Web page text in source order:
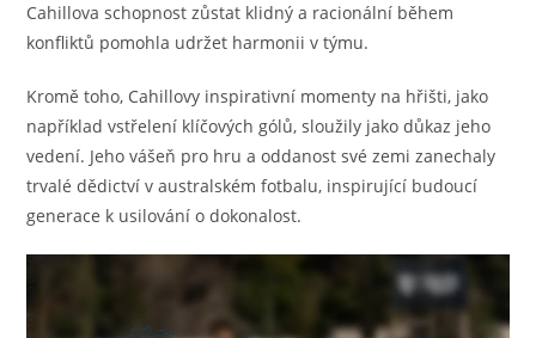
Cahillova schopnost zůstat klidný a racionální během
konfliktů pomohla udržet harmonii v týmu.
Kromě toho, Cahillovy inspirativní momenty na hřišti, jako
například vstřelení klíčových gólů, sloužily jako důkaz jeho
vedení. Jeho vášeň pro hru a oddanost své zemi zanechaly
trvalé dědictví v australském fotbalu, inspirující budoucí
generace k usilování o dokonalost.